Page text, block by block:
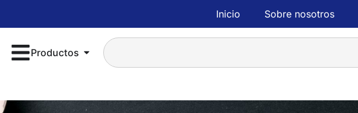
Inicio Sobre nosotros
Productos